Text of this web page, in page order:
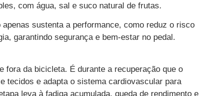
com água, sal e suco natural de frutas.
sustenta a performance, como reduz o risco
garantindo segurança e bem-estar no pedal.
fora da bicicleta. É durante a recuperação que o
tecidos e adapta o sistema cardiovascular para
leva à fadiga acumulada, queda de rendimento e